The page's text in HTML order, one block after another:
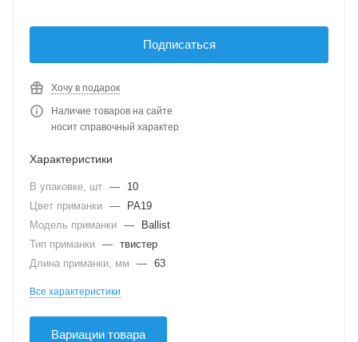
Подписаться
Хочу в подарок
Наличие товаров на сайте
носит справочный характер
Характеристики
В упаковке, шт —
10
Цвет приманки —
PA19
Модель приманки —
Ballist
Тип приманки — твистер
Длина приманки, мм
— 63
Все характеристики
Вариации товара